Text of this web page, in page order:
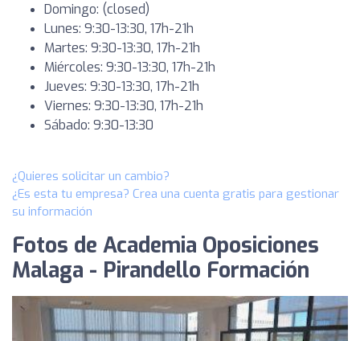
Domingo: (closed)
Lunes: 9:30-13:30, 17h-21h
Martes: 9:30-13:30, 17h-21h
Miércoles: 9:30-13:30, 17h-21h
Jueves: 9:30-13:30, 17h-21h
Viernes: 9:30-13:30, 17h-21h
Sábado: 9:30-13:30
¿Quieres solicitar un cambio?
¿Es esta tu empresa? Crea una cuenta gratis para gestionar
su información
Fotos de Academia Oposiciones
Malaga - Pirandello Formación